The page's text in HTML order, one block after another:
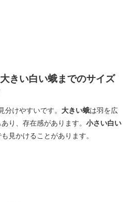
きい白い蛾までのサイズ
分けやすいです。 大きい蛾は羽を広
り、存在感があります。 小さい白い
見かけることがあります。